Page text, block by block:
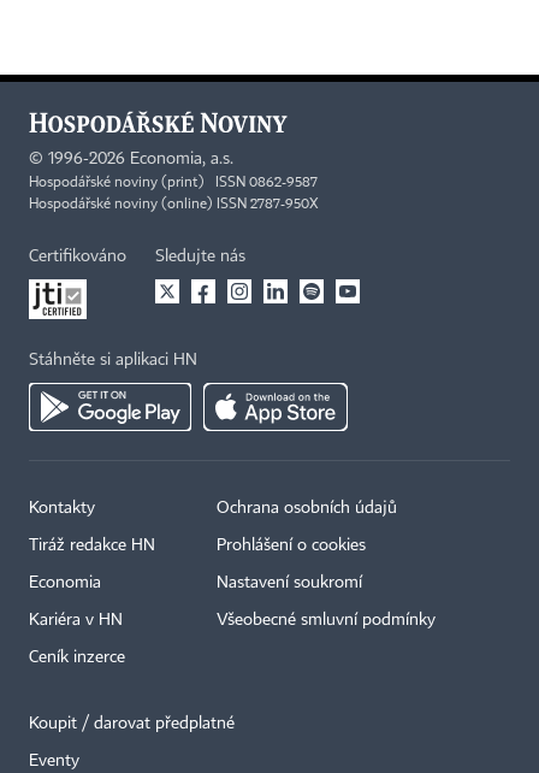
© 1996-2026 Economia, a.s.
Hospodářské noviny (print) ISSN 0862-9587
Hospodářské noviny (online) ISSN 2787-950X
Certifikováno Sledujte nás
Stáhněte si aplikaci HN
Kontakty
Tiráž redakce HN
Economia
Kariéra v HN
Ceník inzerce
Ochrana osobních údajů
Prohlášení o cookies
Nastavení soukromí
Všeobecné smluvní podmínky
Koupit / darovat předplatné
Eventy